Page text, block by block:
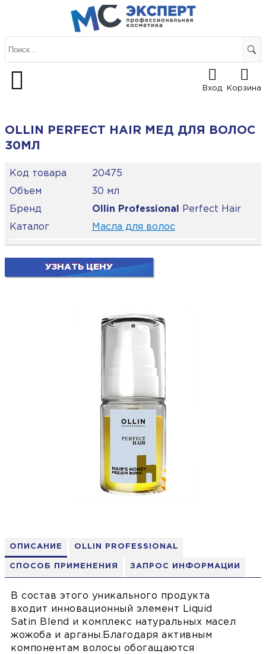
Вход Корзина
ОПИСАНИЕ OLLIN PROFESSIONAL
СПОСОБ ПРИМЕНЕНИЯ ЗАПРОС ИНФОРМАЦИИ
В состав этого уникального продукта
входит инновационный элемент Liquid
Satin Blend и комплекс натуральных масел
жожоба и арганы.Благодаря активным
компонентам волосы обогащаются
OLLIN PERFECT HAIR МЕД ДЛЯ ВОЛОС
30МЛ
Код товара
20475
Объем
30 мл
Бренд
Ollin Professional
Perfect Hair
Каталог
Масла для волос
УЗНАТЬ ЦЕНУ